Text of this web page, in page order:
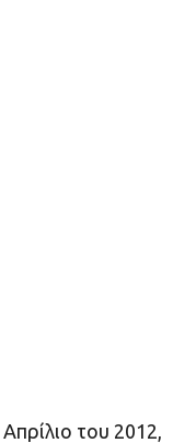
του 2012,